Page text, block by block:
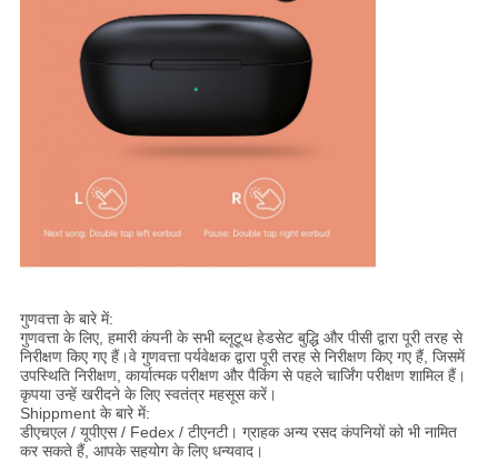
गुणवत्ता के बारे में:
गुणवत्ता के लिए, हमारी कंपनी के सभी ब्लूटूथ हेडसेट बुद्धि और पीसी द्वारा पूरी तरह से
निरीक्षण किए गए हैं।वे गुणवत्ता पर्यवेक्षक द्वारा पूरी तरह से निरीक्षण किए गए हैं, जिसमें
उपस्थिति निरीक्षण, कार्यात्मक परीक्षण और पैकिंग से पहले चार्जिंग परीक्षण शामिल हैं।
कृपया उन्हें खरीदने के लिए स्वतंत्र महसूस करें।
Shippment के बारे में:
डीएचएल / यूपीएस / Fedex / टीएनटी। ग्राहक अन्य रसद कंपनियों को भी नामित
कर सकते हैं, आपके सहयोग के लिए धन्यवाद।